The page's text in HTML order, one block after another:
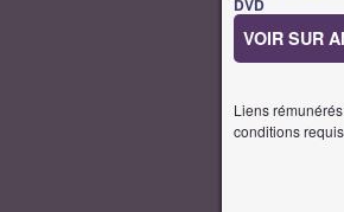
DVD
VOIR SUR
Liens
conditions